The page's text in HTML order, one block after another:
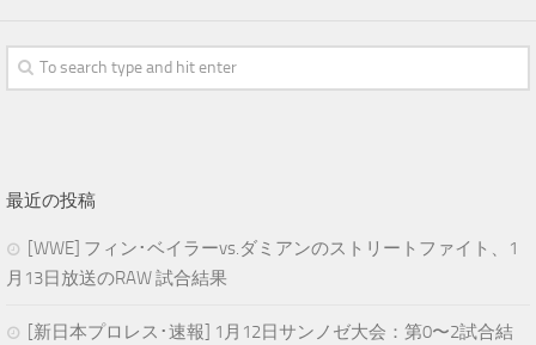
最近の投稿
[WWE] フィン･ベイラーvs.ダミアンのストリートファイト、1
月13日放送のRAW 試合結果
[新日本プロレス･速報] 1月12日サンノゼ大会：第0〜2試合結